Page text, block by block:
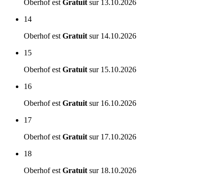
Oberhof est Gratuit sur 13.10.2026
14
Oberhof est Gratuit sur 14.10.2026
15
Oberhof est Gratuit sur 15.10.2026
16
Oberhof est Gratuit sur 16.10.2026
17
Oberhof est Gratuit sur 17.10.2026
18
Oberhof est Gratuit sur 18.10.2026